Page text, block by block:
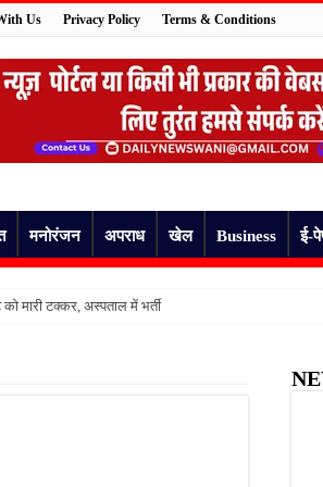
Us Privacy Policy Terms & Conditions
मनोरंजन अपराध खेल Business ई-
मारी टक्कर, अस्पताल में भर्ती
जांच में जुटी पुलिस